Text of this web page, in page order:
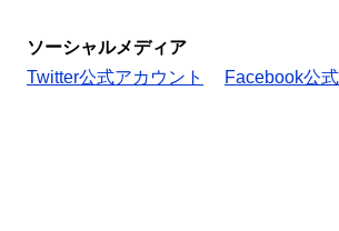
ソーシャルメディア
Twitter公式アカウント
Facebook公